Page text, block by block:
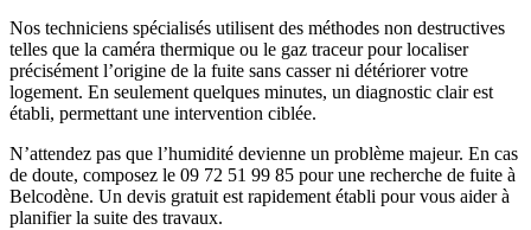
Nos techniciens spécialisés utilisent des méthodes non destructives
telles que la caméra thermique ou le gaz traceur pour localiser
précisément l’origine de la fuite sans casser ni détériorer votre
logement. En seulement quelques minutes, un diagnostic clair est
établi, permettant une intervention ciblée.
N’attendez pas que l’humidité devienne un problème majeur. En cas
de doute, composez le 09 72 51 99 85 pour une recherche de fuite à
Belcodène. Un devis gratuit est rapidement établi pour vous aider à
planifier la suite des travaux.